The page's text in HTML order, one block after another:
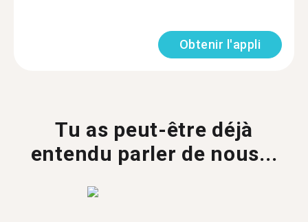
Obtenir l'appli
Tu as peut-être déjà
entendu parler de nous...